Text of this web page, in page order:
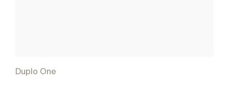
Duplo One